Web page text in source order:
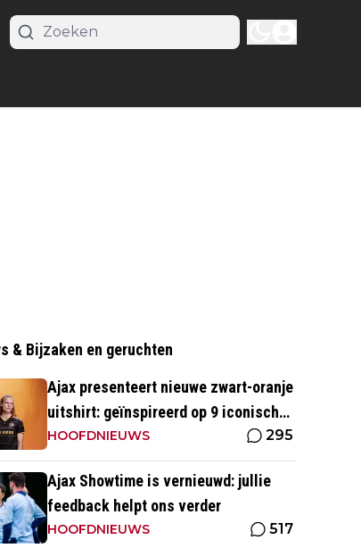
& Bijzaken en geruchten
Ajax presenteert nieuwe zwart-oranje
uitshirt: geïnspireerd op 9 iconische
momenten uit clubhistorie
HOOFDNIEUWS 295
Ajax Showtime is vernieuwd: jullie
feedback helpt ons verder
HOOFDNIEUWS 517